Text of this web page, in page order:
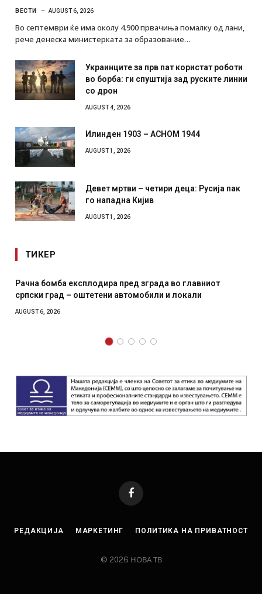
ВЕСТИ AUGUST 6, 2026
Во септември ќе има околу 4.900 првачиња помалку од лани,
рече денеска министерката за образование…
Украинците за прв пат користат роботи
во борба: ги спуштија зад руските линии
со дрон
AUGUST 4, 2026
Илинден 1903 – АСНОМ 1944
AUGUST 1, 2026
Девет мртви – четири деца: Русија пак
го нападна Кијив
AUGUST 1, 2026
ТИКЕР
И Данска се милитарилизира – воведува нова 11-
месечна воена
AUGUST 4, 2026
Facebook
РЕДАКЦИЈА МАРКЕТИНГ ПОЛИТИКА НА ПРИВАТНОСТ
© 2026 НОВА ТВ